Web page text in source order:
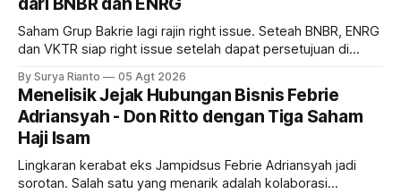
dari BNBR dan ENRG
Saham Grup Bakrie lagi rajin right issue. Seteah BNBR, ENRG
dan VKTR siap right issue setelah dapat persetujuan di
pola saham Grup Bakrie jelang right issue
By Surya Rianto 05 Agt 2026
Menelisik Jejak Hubungan Bisnis Febrie
Adriansyah - Don Ritto dengan Tiga Saham
Haji Isam
Lingkaran kerabat eks Jampidsus Febrie Adriansyah jadi
sorotan. Salah satu yang menarik adalah kolaborasi